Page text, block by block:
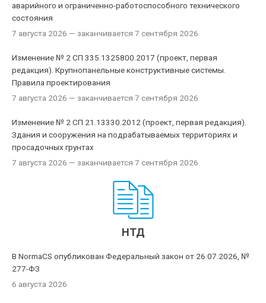
аварийного и ограниченно-работоспособного технического
состояния
7 августа 2026 — заканчивается 7 сентября 2026
Изменение № 2 СП 335.1325800.2017 (проект, первая
редакция). Крупнопанельные конструктивные системы.
Правила проектирования
7 августа 2026 — заканчивается 7 сентября 2026
Изменение № 2 СП 21.13330.2012 (проект, первая редакция).
Здания и сооружения на подрабатываемых территориях и
просадочных грунтах
7 августа 2026 — заканчивается 7 сентября 2026
НТД
В NormaCS опубликован Федеральный закон от 26.07.2026, №
277-ФЗ
6 августа 2026